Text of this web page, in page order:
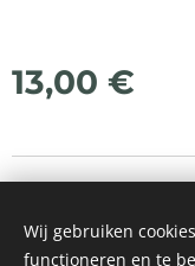
13,00 €
Wij gebruiken
functioneren en te